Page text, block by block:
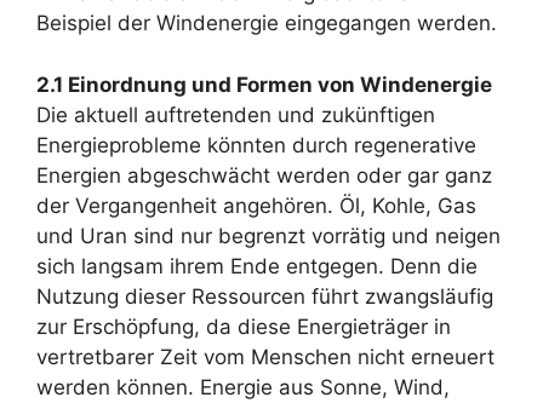
Beispiel der Windenergie eingegangen werden.
2.1 Einordnung und Formen von Windenergie
Die aktuell auftretenden und zukünftigen
Energieprobleme könnten durch regenerative
Energien abgeschwächt werden oder gar ganz
der Vergangenheit angehören. Öl, Kohle, Gas
und Uran sind nur begrenzt vorrätig und neigen
sich langsam ihrem Ende entgegen. Denn die
Nutzung dieser Ressourcen führt zwangsläufig
zur Erschöpfung, da diese Energieträger in
vertretbarer Zeit vom Menschen nicht erneuert
werden können. Energie aus Sonne, Wind,